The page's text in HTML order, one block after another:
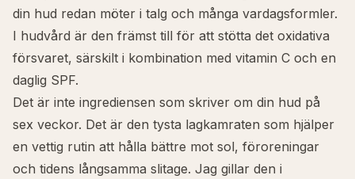
din hud redan möter i talg och många vardagsformler.
I hudvård är den främst till för att stötta det oxidativa
försvaret, särskilt i kombination med vitamin C och en
daglig SPF.
Det är inte ingrediensen som skriver om din hud på
sex veckor. Det är den tysta lagkamraten som hjälper
en vettig rutin att hålla bättre mot sol, föroreningar
och tidens långsamma slitage. Jag gillar den i